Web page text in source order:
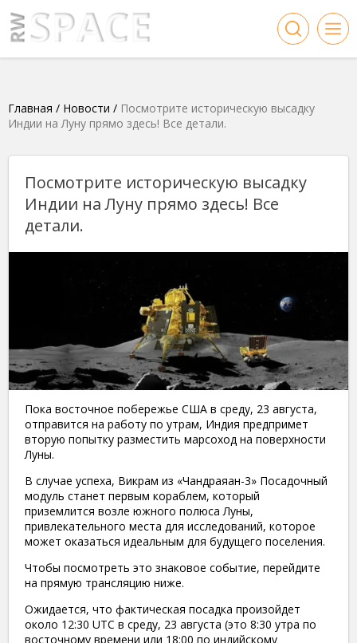
Главная / Новости / Посмотрите историческую высадку
Индии на Луну прямо здесь! Все детали.
Посмотрите историческую высадку
Индии на Луну прямо здесь! Все
детали.
Пока восточное побережье США в среду, 23 августа,
отправится на работу по утрам, Индия предпримет
вторую попытку разместить марсоход на поверхности
Луны.
В случае успеха, Викрам из «Чандраяан-3» Посадочный
модуль станет первым кораблем, который
приземлится возле южного полюса Луны,
привлекательного места для исследований, которое
может оказаться идеальным для будущего поселения.
Чтобы посмотреть это знаковое событие, перейдите
на прямую трансляцию ниже.
Ожидается, что фактическая посадка произойдет
около 12:30 UTC в среду, 23 августа (это 8:30 утра по
восточному времени или 18:00 по индийскому